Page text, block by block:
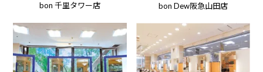
bon 千里タワー店 bon Dew阪急山田店